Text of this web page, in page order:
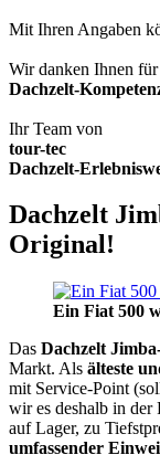
Mit Ihren Angaben
Wir danken Ihnen
Dachzelt-
Ihr Team von
tour-tec
Dachzelt-
Dachzelt
Original!
Ein Fiat 500
Das Dachzelt
Markt. Als älteste
mit Service-Point
wir es deshalb in der
auf Lager, zu
umfassender